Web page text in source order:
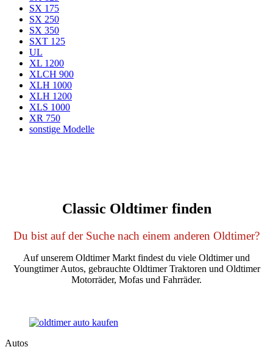
SX 175
SX 250
SX 350
SXT 125
UL
XL 1200
XLCH 900
XLH 1000
XLH 1200
XLS 1000
XR 750
sonstige Modelle
Classic Oldtimer finden
Du bist auf der Suche nach einem anderen Oldtimer?
Auf unserem Oldtimer Markt findest du viele Oldtimer und
Youngtimer Autos, gebrauchte Oldtimer Traktoren und Oldtimer
Motorräder, Mofas und Fahrräder.
Autos